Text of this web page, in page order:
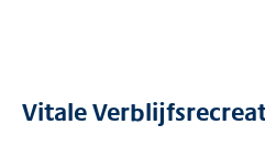
Vitale